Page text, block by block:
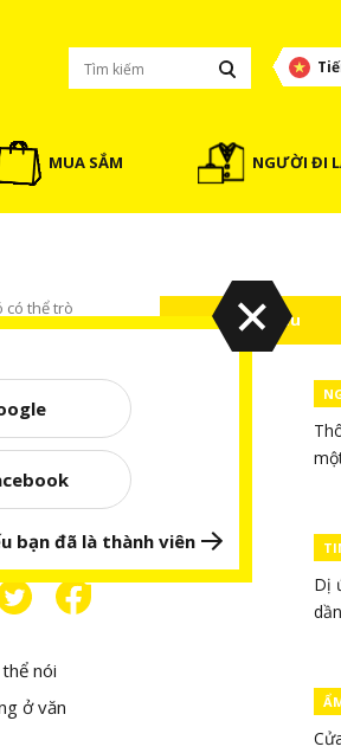
MUA SẮM NGƯỜI ĐI
có thể trò
nói
ở văn
Đọc nhiều
Dị
bạn đã là thành viên